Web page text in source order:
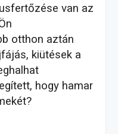
van az
otthon aztán
kiütések a
hogy hamar